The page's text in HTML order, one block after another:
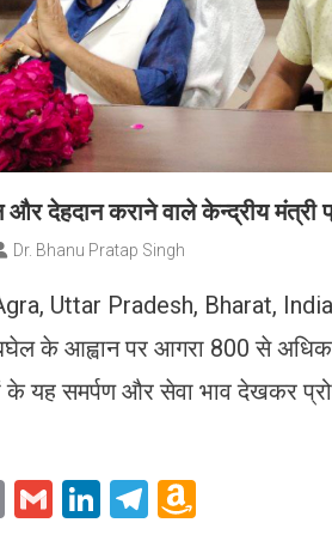
देहदान कराने वाले केन्द्रीय मंत्री
Dr. Bhanu Pratap Singh
Uttar Pradesh, Bharat, India.
के आह्वान पर आगरा 800 से
के यह समर्पण और सेवा भाव देखकर
CopyGmailLinkedIn
Telegram